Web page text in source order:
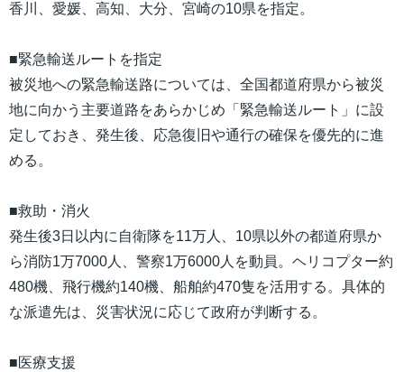
香川、愛媛、高知、大分、宮崎の10県を指定。
■緊急輸送ルートを指定
被災地への緊急輸送路については、全国都道府県から被災
地に向かう主要道路をあらかじめ「緊急輸送ルート」に設
定しておき、発生後、応急復旧や通行の確保を優先的に進
める。
■救助・消火
発生後3日以内に自衛隊を11万人、10県以外の都道府県か
ら消防1万7000人、警察1万6000人を動員。ヘリコプター約
480機、飛行機約140機、船舶約470隻を活用する。具体的
な派遣先は、災害状況に応じて政府が判断する。
■医療支援